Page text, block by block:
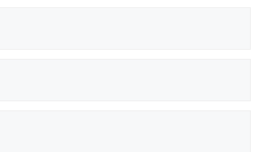
Permohonan :
Manager, Distribution &